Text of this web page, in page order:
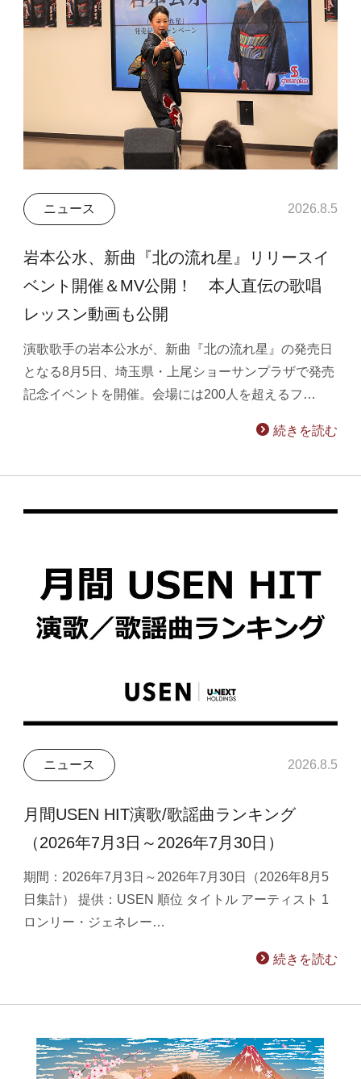
ニュース 2026.8.5
岩本公水、新曲『北の流れ星』リリースイ
ベント開催＆MV公開！ 本人直伝の歌唱
レッスン動画も公開
演歌歌手の岩本公水が、新曲『北の流れ星』の発売日
となる8月5日、埼玉県・上尾ショーサンプラザで発売
記念イベントを開催。会場には200人を超えるフ…
続きを読む
ニュース 2026.8.5
月間USEN HIT演歌/歌謡曲ランキング
（2026年7月3日～2026年7月30日）
期間：2026年7月3日～2026年7月30日（2026年8月5
日集計） 提供：USEN 順位 タイトル アーティスト 1
ロンリー・ジェネレー…
続きを読む